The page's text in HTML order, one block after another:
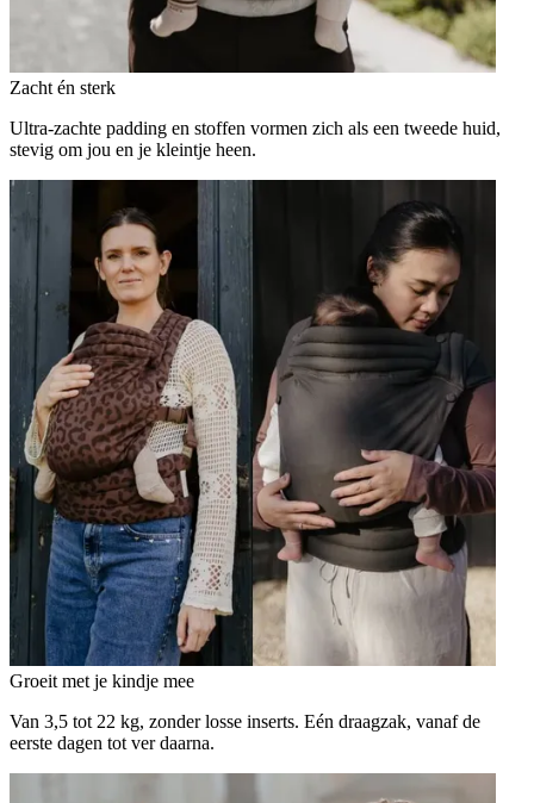
Zacht én sterk
Ultra-zachte padding en stoffen vormen zich als een tweede huid,
stevig om jou en je kleintje heen.
Groeit met je kindje mee
Van 3,5 tot 22 kg, zonder losse inserts. Eén draagzak, vanaf de
eerste dagen tot ver daarna.